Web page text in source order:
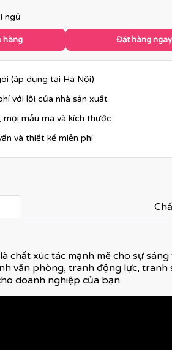
ngủ
hàng Đặt hàng ngay
(áp dụng tại Hà Nội)
với lỗi của nhà sản xuất
mọi mẫu mã và kích thước
và thiết kế miễn phí
xúc tác mạnh mẽ cho sự
văn phòng, tranh động lực, tranh
doanh nghiệp của bạn.